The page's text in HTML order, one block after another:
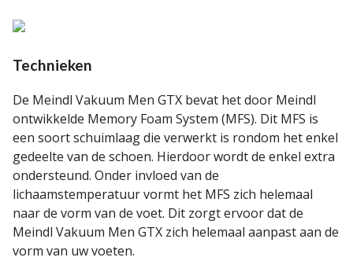
Technieken
De Meindl Vakuum Men GTX bevat het door Meindl
ontwikkelde Memory Foam System (MFS). Dit MFS is
een soort schuimlaag die verwerkt is rondom het enkel
gedeelte van de schoen. Hierdoor wordt de enkel extra
ondersteund. Onder invloed van de
lichaamstemperatuur vormt het MFS zich helemaal
naar de vorm van de voet. Dit zorgt ervoor dat de
Meindl Vakuum Men GTX zich helemaal aanpast aan de
vorm van uw voeten.